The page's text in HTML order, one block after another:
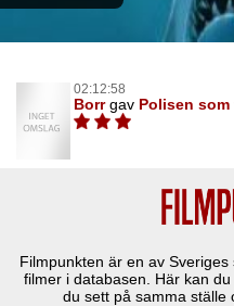
02:12:58
Borrgav Polisen
Filmpunkten är en av
filmer i databasen. Här kan
du sett på samma ställe